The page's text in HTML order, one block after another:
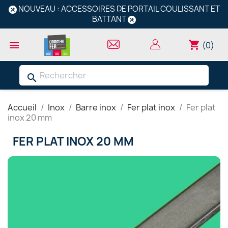
NOUVEAU : ACCESSOIRES DE PORTAIL COULISSANT ET
BATTANT
 shopping_cart (0)
search
Accueil Inox Barre inox Fer plat inox
Fer plat
inox 20 mm
FER PLAT INOX 20 MM